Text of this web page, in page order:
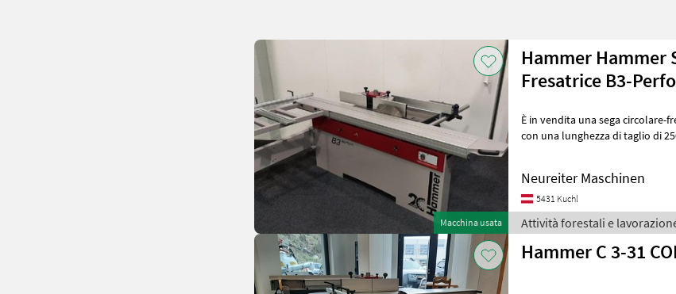
Macchina usata
Hammer Hammer
Fresatrice B3-
È in vendita una sega circolare-
con una lunghezza di taglio di
Neureiter Maschinen
5431 Kuchl
Attività forestali e
Hammer C 3-31